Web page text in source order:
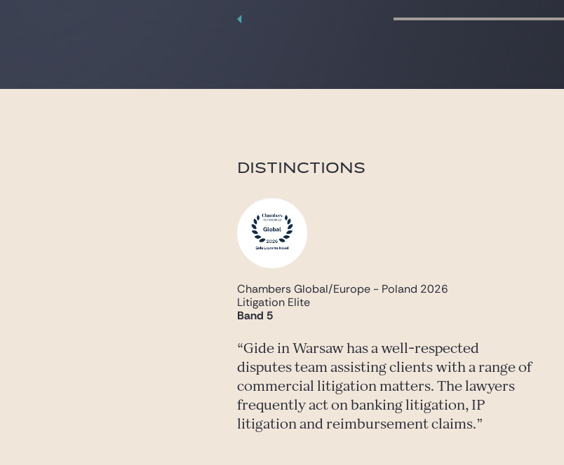
DISTINCTIONS
Chambers Global/Europe - Poland 2026
Litigation Elite
Band 5
Gide in Warsaw has a well-respected
disputes team assisting clients with a range of
commercial litigation matters. The lawyers
frequently act on banking litigation, IP
litigation and reimbursement claims.